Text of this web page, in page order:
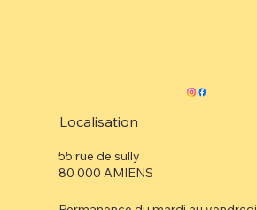
Localisation
55 rue de sully
80 000 AMIENS